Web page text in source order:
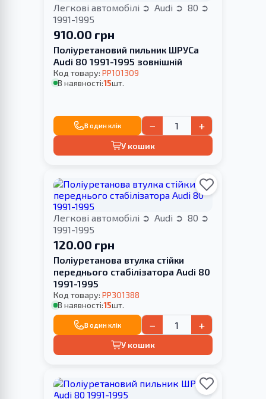
Легкові автомобілі Audi
80
1991-1995
910.00 грн
Поліуретановий пильник ШРУСа
Audi 80 1991-1995 зовнішній
Код товару: PP101309
В наявності:15шт.
В один клік − +
У кошик
Легкові автомобілі Audi
80
1991-1995
120.00 грн
Поліуретанова втулка стійки
переднього стабілізатора Audi 80
1991-1995
Код товару: PP301388
В наявності:15шт.
В один клік − +
У кошик